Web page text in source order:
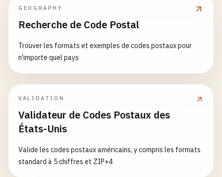
# --- Switzerland ---
8001
3003
# 6 digits
100000
200000
# --- Russia ---
GEOGRAPHY
Recherche de Code Postal
Trouver les formats et exemples de codes postaux pour
n'importe quel pays
VALIDATION
Validateur de Codes Postaux des
États-Unis
Valide les codes postaux américains, y compris les formats
standard à 5 chiffres et ZIP+4